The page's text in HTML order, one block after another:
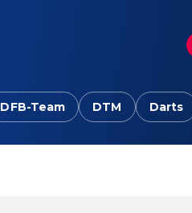
DFB-Team DTM Darts